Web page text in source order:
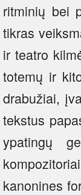
ritminių bei
tikras
ir teatro
totemų ir
drabužiai,
tekstus
ypatingų
kanonines